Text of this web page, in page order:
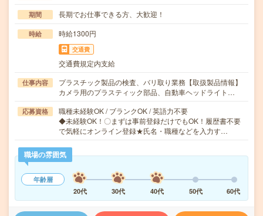
期間 長期でお仕事できる方、大歓迎！
時給 時給1300円
交通費
交通費規定内支給
仕事内容
プラスチック製品の検査、バリ取り業務【取扱製品情報】
カメラ用のプラスティック部品、自動車ヘッドライト…
応募資格
職種未経験OK / ブランクOK / 英語力不要
◆未経験OK！〇まずは事前登録だけでもOK！履歴書不要
で気軽にオンライン登録★氏名・職種などを入力す…
職場の雰囲気
年齢層
20代
30代 40代 50代 60代